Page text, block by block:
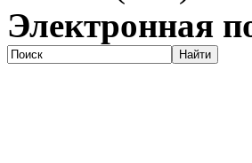
Электронная
Найти